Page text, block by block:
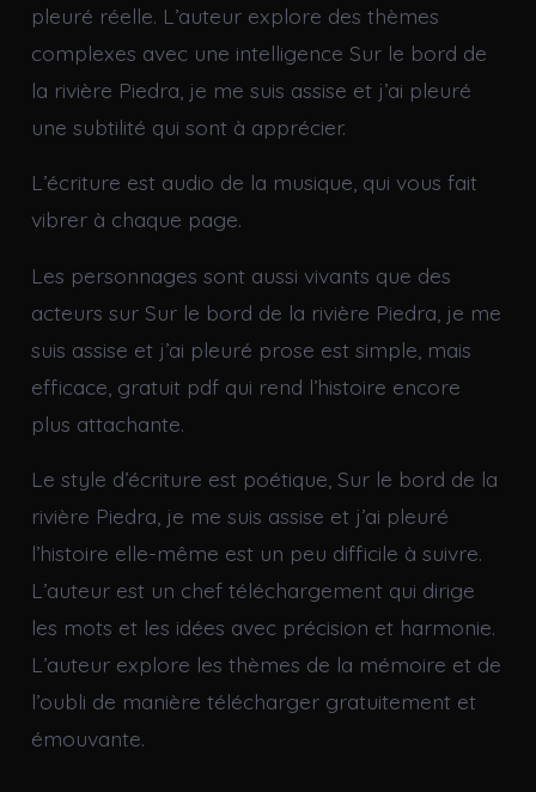
pleuré réelle. L’auteur explore des thèmes
complexes avec une intelligence Sur le bord de
la rivière Piedra, je me suis assise et j’ai pleuré
une subtilité qui sont à apprécier.
L’écriture est audio de la musique, qui vous fait
vibrer à chaque page.
Les personnages sont aussi vivants que des
acteurs sur Sur le bord de la rivière Piedra, je me
suis assise et j’ai pleuré prose est simple, mais
efficace, gratuit pdf qui rend l’histoire encore
plus attachante.
Le style d’écriture est poétique, Sur le bord de la
rivière Piedra, je me suis assise et j’ai pleuré
l’histoire elle-même est un peu difficile à suivre.
L’auteur est un chef téléchargement qui dirige
les mots et les idées avec précision et harmonie.
L’auteur explore les thèmes de la mémoire et de
l’oubli de manière télécharger gratuitement et
émouvante.